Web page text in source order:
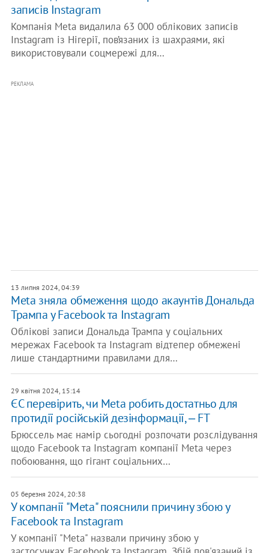
записів Instagram
Компанія Meta видалила 63 000 облікових записів
Instagram із Нігерії, пов’язаних із шахраями, які
використовували соцмережі для…
РЕКЛАМА
13 липня 2024, 04:39
Meta зняла обмеження щодо акаунтів Дональда
Трампа у Facebook та Instagram
Облікові записи Дональда Трампа у соціальних
мережах Facebook та Instagram відтепер обмежені
лише стандартними правилами для…
29 квітня 2024, 15:14
ЄС перевірить, чи Meta робить достатньо для
протидії російській дезінформації, ‒ FT
Брюссель має намір сьогодні розпочати розслідування
щодо Facebook та Instagram компанії Meta через
побоювання, що гігант соціальних…
05 березня 2024, 20:38
У компанії "Meta" пояснили причину збою у
Facebook та Instagram
У компанії "Meta" назвали причину збою у